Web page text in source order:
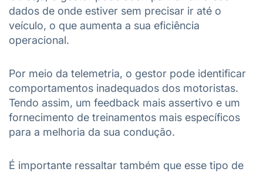
dados de onde estiver sem precisar ir até o
veículo, o que aumenta a sua eficiência
operacional.
Por meio da telemetria, o gestor pode identificar
comportamentos inadequados dos motoristas.
Tendo assim, um feedback mais assertivo e um
fornecimento de treinamentos mais específicos
para a melhoria da sua condução.
É importante ressaltar também que esse tipo de